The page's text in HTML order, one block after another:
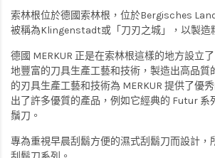
索林根位於德國索林根，位於Bergisches
被稱為Klingenstadt或「刀刃之城」，以製造
德國 MERKUR 正是在索林根這樣的地方設立
地豐富的刀具生產工藝和技術，製造出高品質
的刃具生產工藝和技術為 MERKUR 提供了優
出了許多優質的產品，例如它經典的 Futur 系
鬚刀。
專為重視早晨刮鬍方便的濕式刮鬍刀而設計，